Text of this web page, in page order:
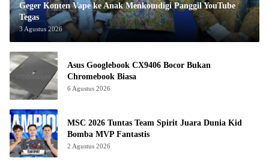
Geger Konten Vape ke Anak Menkomdigi Panggil YouTube
Tegas
3 Agustus 2026
Asus Googlebook CX9406 Bocor Bukan
Chromebook Biasa
6 Agustus 2026
MSC 2026 Tuntas Team Spirit Juara Dunia Kid
Bomba MVP Fantastis
2 Agustus 2026